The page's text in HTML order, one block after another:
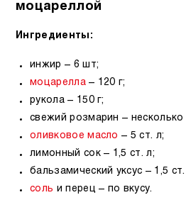
моцареллой
Ингредиенты:
инжир – 6 шт;
моцарелла– 120 г;
рукола – 150 г;
свежий розмарин – несколько
оливковое масло – 5 ст. л;
лимонный сок – 1,5 ст. л;
бальзамический уксус – 1,5 ст.
соль и перец – по вкусу.